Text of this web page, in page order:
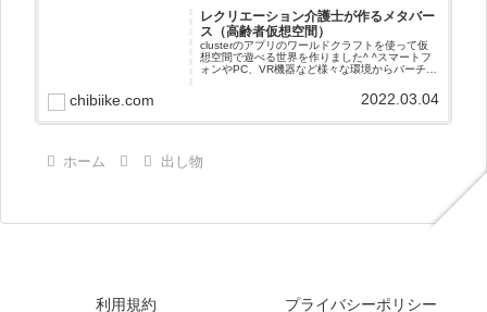
レクリエーション介護士が作るメタバー
ス（高齢者仮想空間）
clusterのアプリのワールドクラフトを使って仮
想空間で遊べる世界を作りました^ ^スマートフ
ォンやPC、VR機器など様々な環境からバーチャ
chibiike.com 2022.03.04
ホーム 出し物
利用規約 プライバシーポリシー